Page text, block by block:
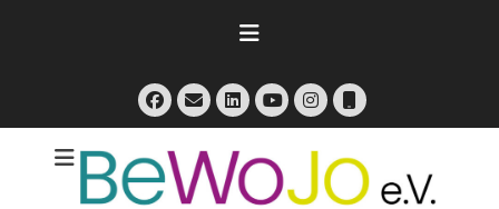
Facebook
E-
Mail
LinkedIn
YouTube
Instagram
Telefon
BeWoJo e.V.
RadlKutsch - Musik Unvergessen - Was heißt'n hier Geld